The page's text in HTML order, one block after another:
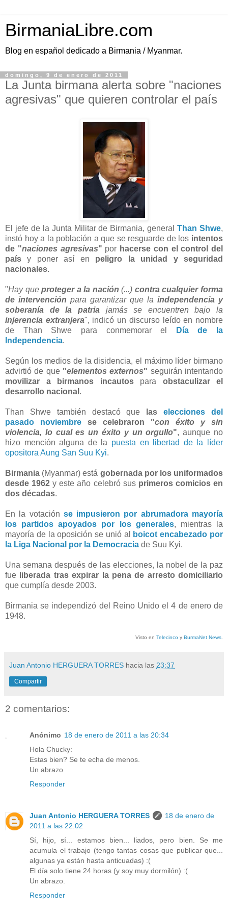
BirmaniaLibre.com
Blog en español dedicado a Birmania / Myanmar.
domingo, 9 de enero de 2011
La Junta birmana alerta sobre "naciones
agresivas" que quieren controlar el país
El jefe de la Junta Militar de Birmania, generalThan Shwe,
instó hoy a la población a que se resguarde de los intentos
de "naciones agresivas" por hacerse con el control del
país y poner así en peligro la unidad y seguridad
nacionales.
"Hay queproteger a la nación (...) contra cualquier forma
de intervención para garantizar que la independencia y
soberanía de la patria jamás se encuentren bajo la
injerencia extranjera", indicó un discurso leído en nombre
de Than Shwe para conmemorar el
Día de la
Independencia.
Según los medios de la disidencia, el máximo líder birmano
advirtió de que "elementos externos" seguirán intentando
movilizar a birmanos incautospara obstaculizar el
desarrollo nacional .
Than Shwe también destacó que laselecciones del
pasado noviembre se celebraron "con éxito y sin
violencia, lo cual es un éxito y un orgullo", aunque no
hizo mención alguna de la puesta en libertad de la líder
opositora Aung San Suu Kyi.
Birmania (Myanmar) está gobernada por los uniformados
desde 1962 y este año celebró sus primeros comicios en
dos décadas.
En la votación se impusieron por abrumadora mayoría
los partidos apoyados por los generales, mientras la
mayoría de la oposición se unió al
boicot encabezado por
la Liga Nacional por la Democracia de Suu Kyi.
Una semana después de las elecciones, la nobel de la paz
fue
liberada tras expirar la pena de arresto domiciliario
que cumplía desde 2003.
Birmania se independizó del Reino Unido el 4 de enero de
1948.
Visto en Telecinco y BurmaNet News
Juan Antonio HERGUERA TORRES hacia las 23:37
Compartir
2 comentarios:
Anónimo 18 de enero de 2011 a las 20:34
Hola Chucky:
Estas bien? Se te echa de menos.
Un abrazo
Responder
Juan Antonio HERGUERA TORRES
18 de enero de
2011 a las 22:02
Sí, hijo, sí... estamos bien... liados, pero bien. Se me
acumula el trabajo (tengo tantas cosas que publicar que...
algunas ya están hasta anticuadas) :(
El día solo tiene 24 horas (y soy muy dormilón) :(
Un abrazo.
Responder